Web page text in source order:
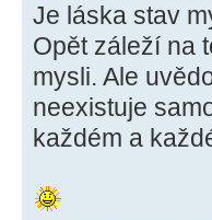
Je láska stav
Opět záleží na
mysli. Ale
neexistuje
každém a